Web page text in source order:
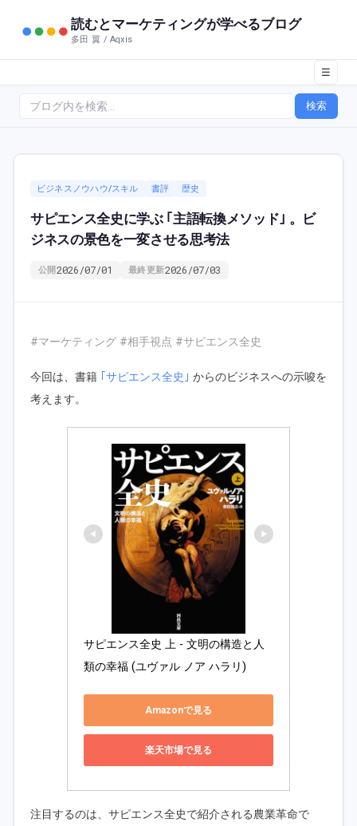
読むとマーケティングが学べるブログ
多田 翼 / Aqxis
☰
検索
ビジネスノウハウ/スキル 書評 歴史
サピエンス全史に学ぶ ｢主語転換メソッド｣ 。ビ
ジネスの景色を一変させる思考法
公開2026/07/01 最終更新2026/07/03
#マーケティング #相手視点 #サピエンス全史
今回は、書籍 ｢サピエンス全史｣ からのビジネスへの示唆を
考えます。
サピエンス全史 上 - 文明の構造と人
類の幸福 (ユヴァル ノア ハラリ)
Amazonで見る
楽天市場で見る
注目するのは、サピエンス全史で紹介される農業革命で